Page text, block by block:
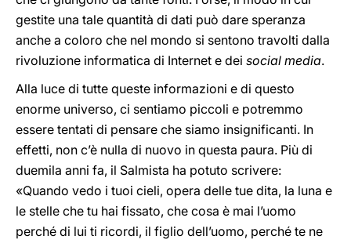
gestite una tale quantità di dati può dare speranza
anche a coloro che nel mondo si sentono travolti dalla
rivoluzione informatica di Internet e dei social media.
Alla luce di tutte queste informazioni e di questo
enorme universo, ci sentiamo piccoli e potremmo
essere tentati di pensare che siamo insignificanti. In
effetti, non c’è nulla di nuovo in questa paura. Più di
duemila anni fa, il Salmista ha potuto scrivere:
«Quando vedo i tuoi cieli, opera delle tue dita, la luna e
le stelle che tu hai fissato, che cosa è mai l’uomo
perché di lui ti ricordi, il figlio dell’uomo, perché te ne